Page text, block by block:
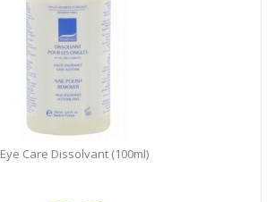
Eye Care Dissolvant (100ml)